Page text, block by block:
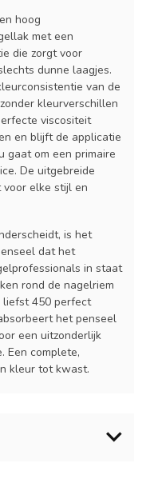
hoog
met een
die zorgt voor
dunne laagjes.
van de
kleurverschillen
viscositeit
en blijft de applicatie
gaat om een primaire
De uitgebreide
elke stijl en
is het
dat het
in staat
rond de nagelriem
liefst 450 perfect
het penseel
een uitzonderlijk
Een complete,
kleur tot kwast.